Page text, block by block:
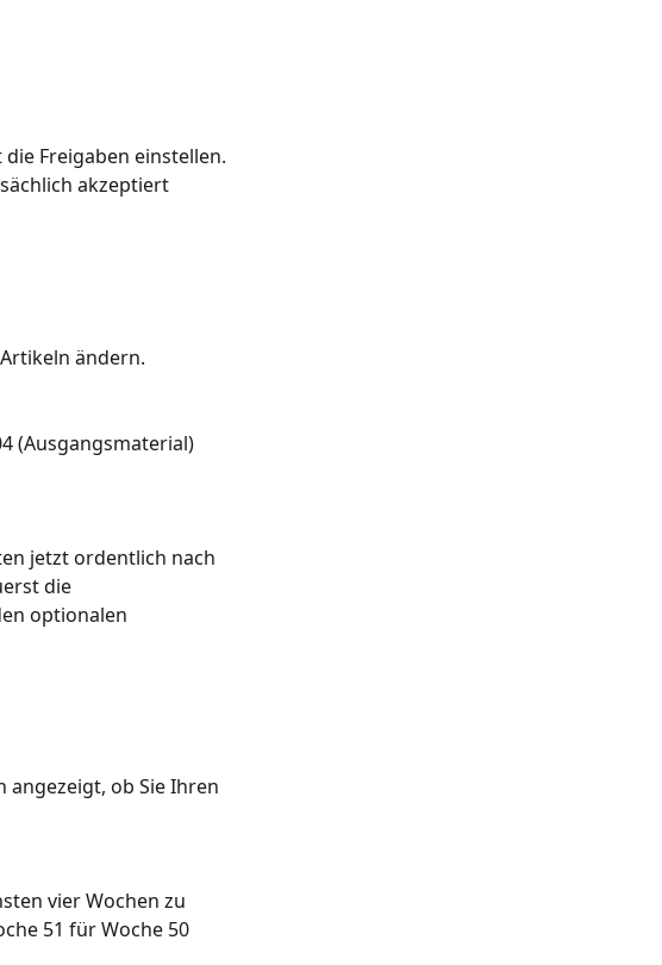
Freigaben einstellen.
akzeptiert
ändern.
(Ausgangsmaterial)
jetzt ordentlich nach
die
optionalen
ob Sie Ihren
vier Wochen zu
51 für Woche 50